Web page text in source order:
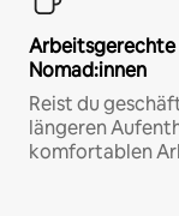
Nomad:innen
Reist du
längeren
komfortablen